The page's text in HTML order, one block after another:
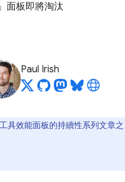
面板即將淘汰
Paul Irish
具效能面板的持續性系列文章之